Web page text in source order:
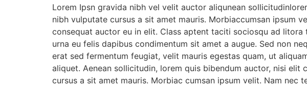
Lorem Ipsn gravida nibh vel velit auctor aliqunean
nibh vulputate cursus a sit amet mauris. Morbiaccumsan ipsum
consequat auctor eu in elit. Class aptent taciti sociosqu ad
urna eu felis dapibus condimentum sit amet a augue. Sed non
erat sed fermentum feugiat, velit mauris egestas quam, ut
aliquet. Aenean sollicitudin, lorem quis bibendum auctor, nisi
cursus a sit amet mauris. Morbiac cumsan ipsum velit. Nam nec